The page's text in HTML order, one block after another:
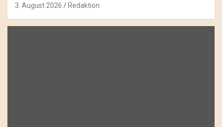
3. August 2026 Redaktion